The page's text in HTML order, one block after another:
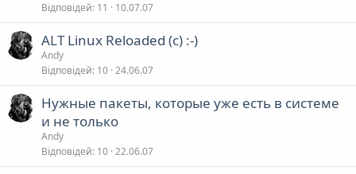
Відповідей 11 10.07.07
ALT Linux Reloaded (c) :-)
Andy
Відповідей 10 24.06.07
Нужные пакеты, которые уже есть в системе
и не только
Andy
Відповідей 10 22.06.07